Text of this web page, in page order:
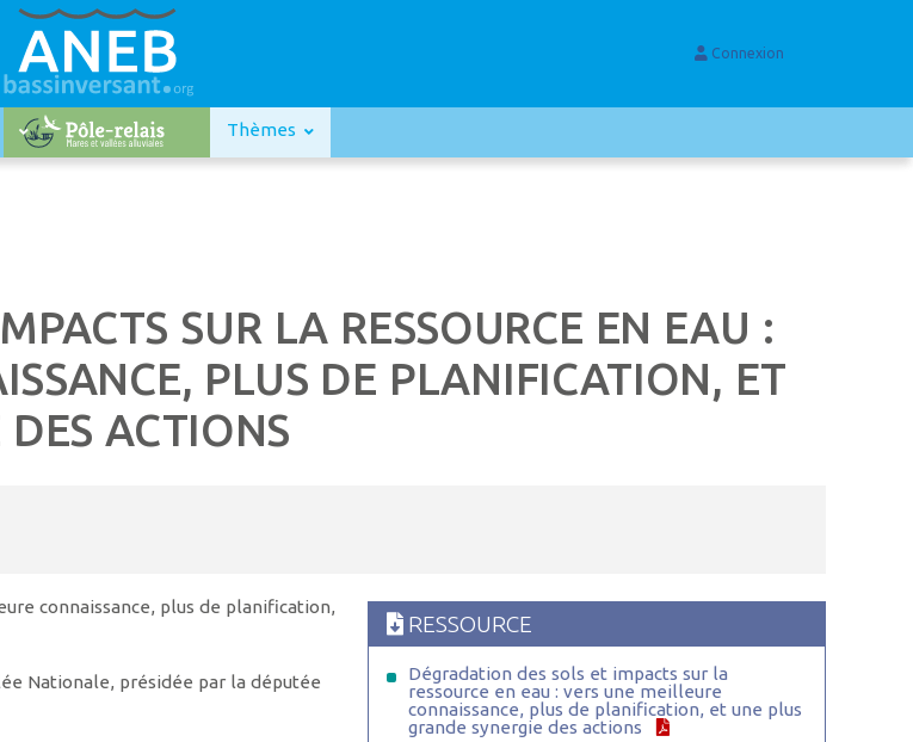
Connexion
Thèmes
SUR LA RESSOURCE EN EAU :
PLUS DE PLANIFICATION, ET
DES ACTIONS
connaissance, plus de planification,
Nationale, présidée par la députée
RESSOURCE
Dégradation des sols et impacts sur la
ressource en eau : vers une meilleure
connaissance, plus de planification, et une plus
grande synergie des actions